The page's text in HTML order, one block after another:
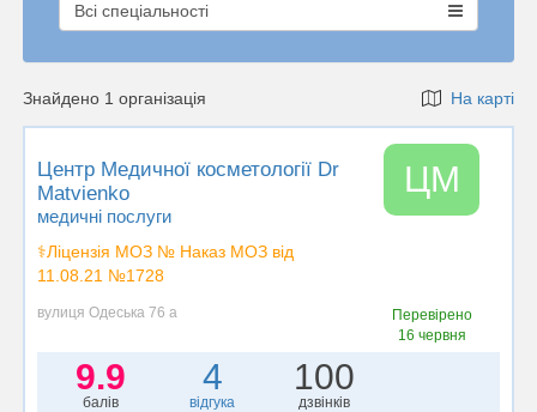
Всі спеціальності
Знайдено 1 організація На карті
Центр Медичної косметології Dr
Matvienko
медичні послуги
⚕️Ліцензія МОЗ № Наказ МОЗ від
11.08.21 №1728
ЦМ
вулиця Одеська 76 а
Перевірено
16 червня
9.9
балів
4
відгука
100
дзвінків